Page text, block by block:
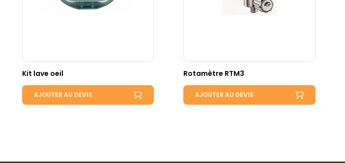
Kit lave oeil
AJOUTER AU DEVIS
Rotamètre RTM3
AJOUTER AU DEVIS